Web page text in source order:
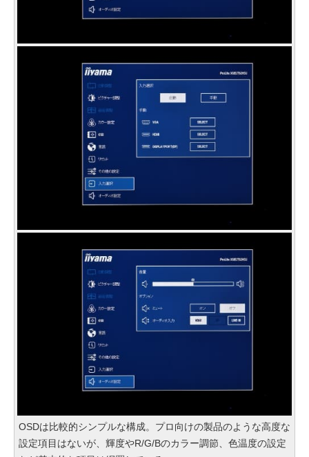
OSDは比較的シンプルな構成。プロ向けの製品のような高度な
設定項目はないが、輝度やR/G/Bのカラー調節、色温度の設定